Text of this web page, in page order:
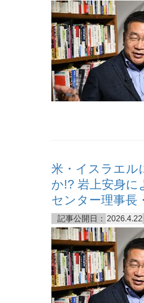
米・イスラエル
か!? 岩上安身に
センター理事長
記事公開日： 2026.4.22